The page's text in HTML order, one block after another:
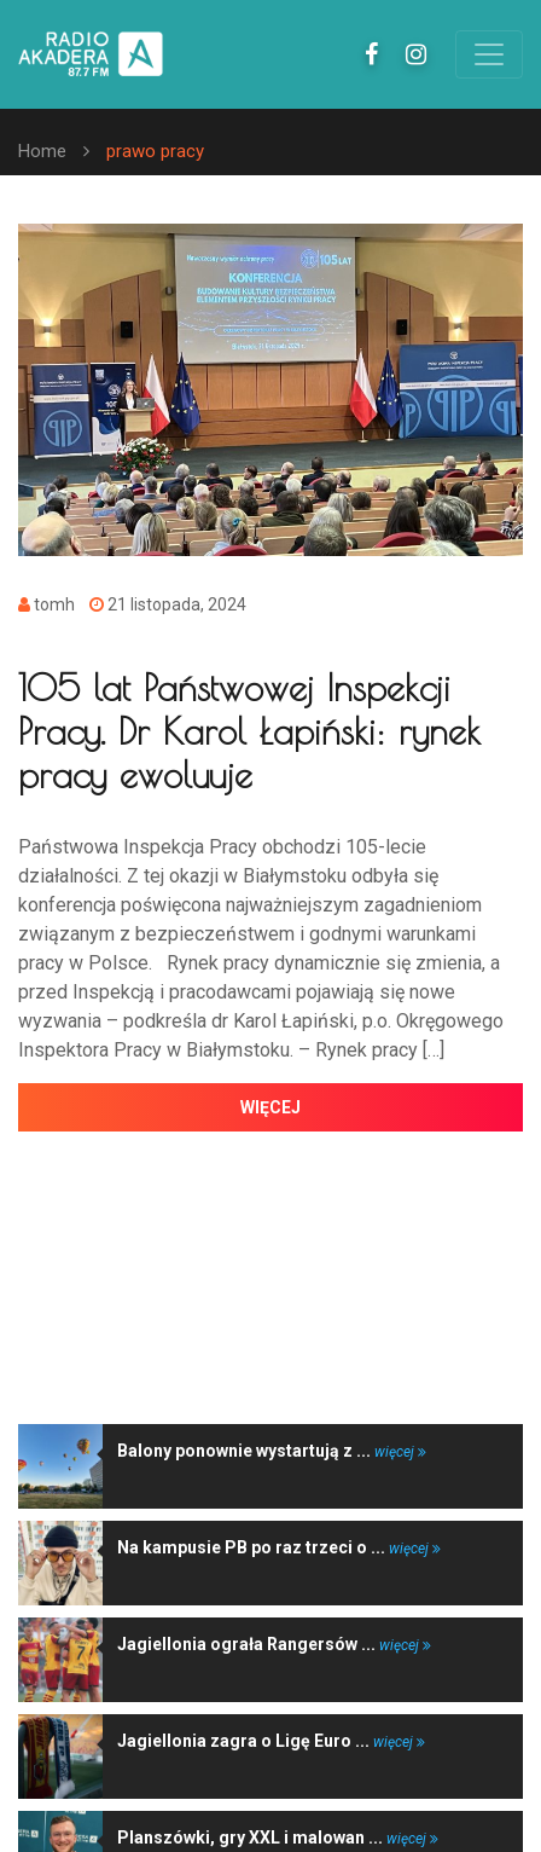
Home prawo pracy
tomh 21 listopada, 2024
105 lat Państwowej Inspekcji
Pracy. Dr Karol Łapiński: rynek
pracy ewoluuje
Państwowa Inspekcja Pracy obchodzi 105-lecie
działalności. Z tej okazji w Białymstoku odbyła się
konferencja poświęcona najważniejszym zagadnieniom
związanym z bezpieczeństwem i godnymi warunkami
pracy w Polsce. Rynek pracy dynamicznie się zmienia, a
przed Inspekcją i pracodawcami pojawiają się nowe
wyzwania – podkreśla dr Karol Łapiński, p.o. Okręgowego
Inspektora Pracy w Białymstoku. – Rynek pracy […]
WIĘCEJ
Balony ponownie wystartują z ... więcej
Na kampusie PB po raz trzeci o ... więcej
Jagiellonia ograła Rangersów ... więcej
Jagiellonia zagra o Ligę Euro ... więcej
Planszówki, gry XXL i malowan ... więcej